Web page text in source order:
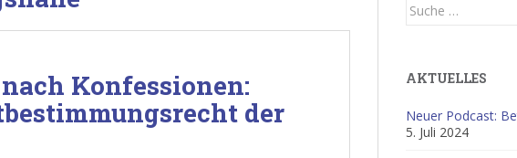
Konfessionen:
der
Suche
AKTUELLES
Neuer Podcast:
5. Juli 2024